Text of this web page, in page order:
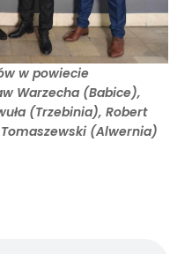
w powiecie
Warzecha (Babice),
(Trzebinia), Robert
(Alwernia)